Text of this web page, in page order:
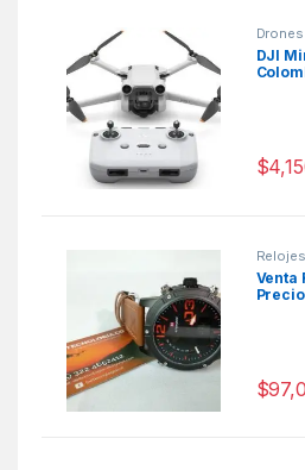
DJI
$
Relojes
Venta
$